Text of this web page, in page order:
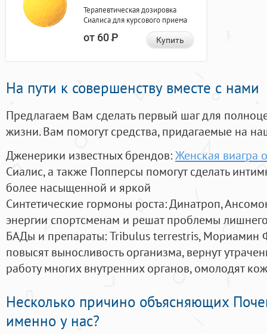
Терапевтическая дозировка
Сиалиса для курсового приема
от 60Р Купить
На пути к совершенству вместе с нами
Предлагаем Вам сделать первый шаг для
жизни. Вам помогут средства, придагаемые на
Дженерики известных брендов:Женская виагра
Сиалис, а также Попперсы помогут сделать
более насыщенной и яркой
Синтетические гормоны роста: Динатроп,
энергии спортсменам и решат проблемы
БАДы и препараты:Tribulus terrestris, Мориамин
повысят выносливость организма, вернут
работу многих внутренних органов, омолодят
Несколько причино объясняющих
именно у нас?